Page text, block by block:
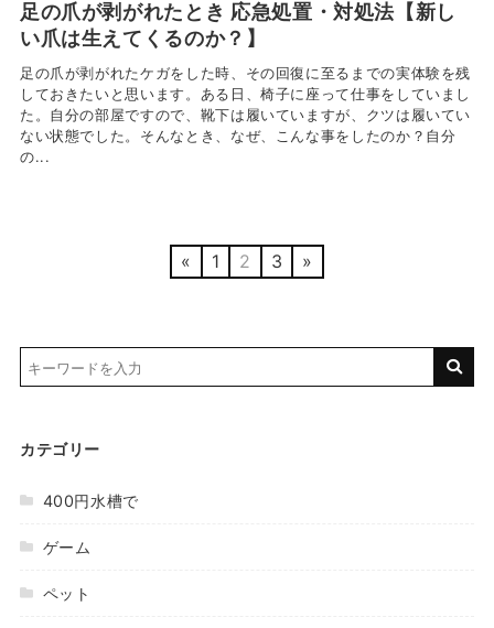
足の爪が剥がれたとき 応急処置・対処法【新し
い爪は生えてくるのか？】
足の爪が剥がれたケガをした時、その回復に至るまでの実体験を残
しておきたいと思います。ある日、椅子に座って仕事をしていまし
た。自分の部屋ですので、靴下は履いていますが、クツは履いてい
ない状態でした。そんなとき、なぜ、こんな事をしたのか？自分
の...
« 1 2 3 »
カテゴリー
400円水槽で
ゲーム
ペット